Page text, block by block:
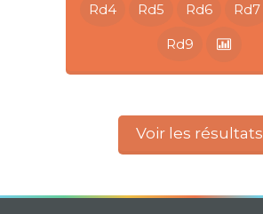
Rd4 Rd5 Rd6 Rd7
Rd9
Voir les résultats